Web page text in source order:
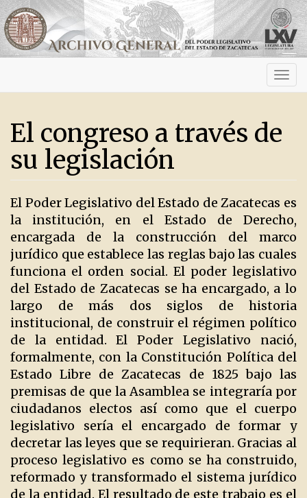
El congreso a través de
su legislación
El Poder Legislativo del Estado de Zacatecas es
la institución, en el Estado de Derecho,
encargada de la construcción del marco
jurídico que establece las reglas bajo las cuales
funciona el orden social. El poder legislativo
del Estado de Zacatecas se ha encargado, a lo
largo de más dos siglos de historia
institucional, de construir el régimen político
de la entidad. El Poder Legislativo nació,
formalmente, con la Constitución Política del
Estado Libre de Zacatecas de 1825 bajo las
premisas de que la Asamblea se integraría por
ciudadanos electos así como que el cuerpo
legislativo sería el encargado de formar y
decretar las leyes que se requirieran. Gracias al
proceso legislativo es como se ha construido,
reformado y transformado el sistema jurídico
de la entidad. El resultado de este trabajo es el